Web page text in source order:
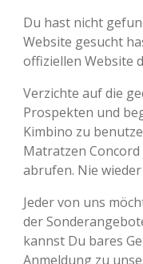
Du hast nicht
Website gesucht
offiziellen Website
Verzichte auf die
Prospekten und
Kimbino zu
Matratzen
abrufen. Nie
Jeder von uns
der
kannst Du bares
Anmeldung zu